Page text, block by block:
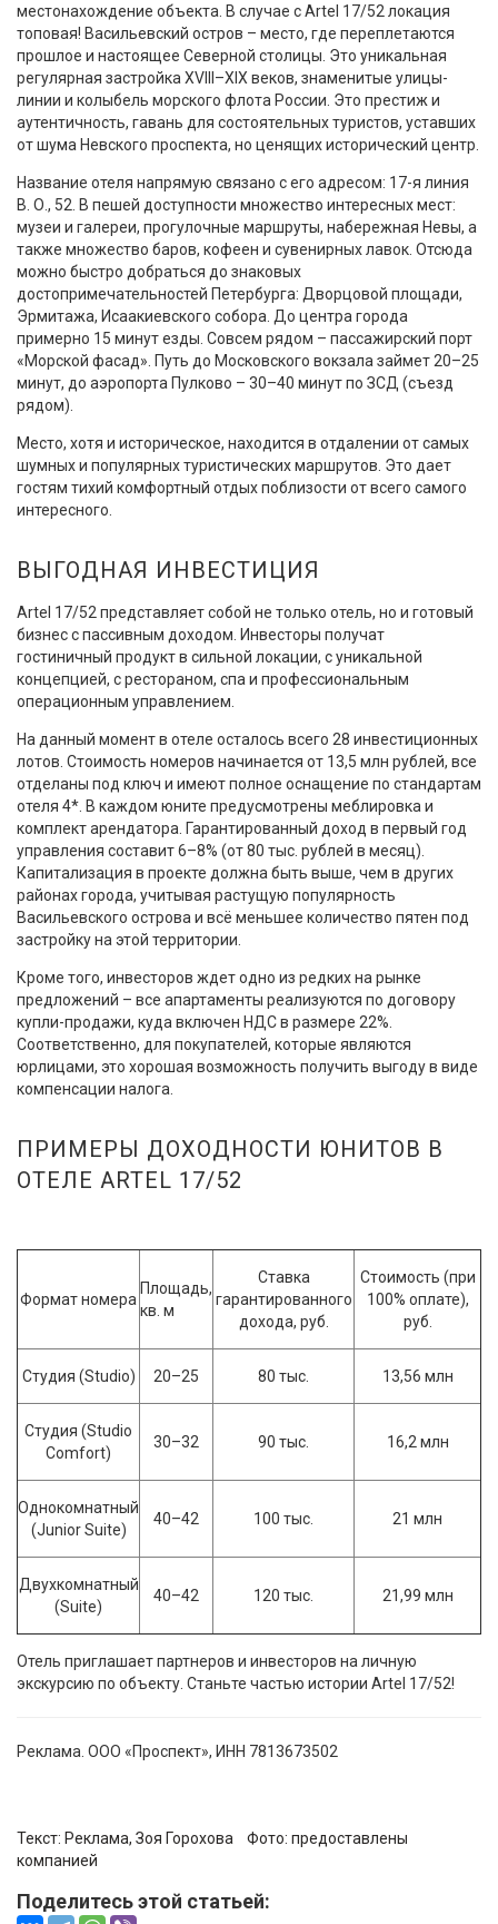
местонахождение объекта. В случае с Artel 17/52 локация
топовая! Васильевский остров – место, где переплетаются
прошлое и настоящее Северной столицы. Это уникальная
регулярная застройка XVIII–XIX веков, знаменитые улицы-
линии и колыбель морского флота России. Это престиж и
аутентичность, гавань для состоятельных туристов, уставших
от шума Невского проспекта, но ценящих исторический центр.
Название отеля напрямую связано с его адресом: 17-я линия
В. О., 52. В пешей доступности множество интересных мест:
музеи и галереи, прогулочные маршруты, набережная Невы, а
также множество баров, кофеен и сувенирных лавок. Отсюда
можно быстро добраться до знаковых
достопримечательностей Петербурга: Дворцовой площади,
Эрмитажа, Исаакиевского собора. До центра города
примерно 15 минут езды. Совсем рядом – пассажирский порт
«Морской фасад». Путь до Московского вокзала займет 20–25
минут, до аэропорта Пулково – 30–40 минут по ЗСД (съезд
рядом).
Место, хотя и историческое, находится в отдалении от самых
шумных и популярных туристических маршрутов. Это дает
гостям тихий комфортный отдых поблизости от всего самого
интересного.
ВЫГОДНАЯ ИНВЕСТИЦИЯ
Artel 17/52 представляет собой не только отель, но и готовый
бизнес с пассивным доходом. Инвесторы получат
гостиничный продукт в сильной локации, с уникальной
концепцией, с рестораном, спа и профессиональным
операционным управлением.
На данный момент в отеле осталось всего 28 инвестиционных
лотов. Стоимость номеров начинается от 13,5 млн рублей, все
отделаны под ключ и имеют полное оснащение по стандартам
отеля 4*. В каждом юните предусмотрены меблировка и
комплект арендатора. Гарантированный доход в первый год
управления составит 6–8% (от 80 тыс. рублей в месяц).
Капитализация в проекте должна быть выше, чем в других
районах города, учитывая растущую популярность
Васильевского острова и всё меньшее количество пятен под
застройку на этой территории.
Кроме того, инвесторов ждет одно из редких на рынке
предложений – все апартаменты реализуются по договору
купли-продажи, куда включен НДС в размере 22%.
Соответственно, для покупателей, которые являются
юрлицами, это хорошая возможность получить выгоду в виде
компенсации налога.
ПРИМЕРЫ ДОХОДНОСТИ ЮНИТОВ В
ОТЕЛЕ ARTEL 17/52
Формат номера
Площадь,
кв. м
Ставка
гарантированного
дохода, руб.
Стоимость (при
100% оплате),
руб.
Студия (Studio) 20–25 80 тыс. 13,56 млн
Студия (Studio
Comfort)
30–32 90 тыс. 16,2 млн
Однокомнатный
(Junior Suite)
40­–42 100 тыс. 21 млн
Двухкомнатный
(Suite)
40–42 120 тыс. 21,99 млн
Отель приглашает партнеров и инвесторов на личную
экскурсию по объекту. Станьте частью истории Artel 17/52!
Реклама. ООО «Проспект», ИНН 7813673502
Текст: Реклама, Зоя Горохова Фото: предоставлены
компанией
Поделитесь этой статьей: